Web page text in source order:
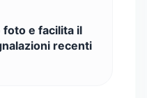
foto e facilita il
recenti